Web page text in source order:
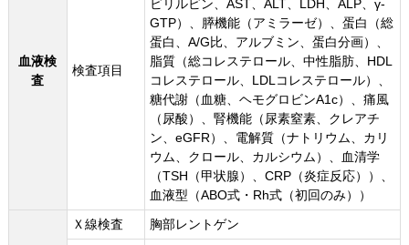
血液検
査
検査項目
ビリルビン、AST、ALT、LDH、ALP、γ-
GTP）、膵機能（アミラーゼ）、蛋白（総
蛋白、A/G比、アルブミン、蛋白分画）、
脂質（総コレステロール、中性脂肪、HDL
コレステロール、LDLコレステロール）、
糖代謝（血糖、ヘモグロビンA1c）、痛風
（尿酸）、腎機能（尿素窒素、クレアチ
ン、eGFR）、電解質（ナトリウム、カリ
ウム、クロール、カルシウム）、血清学
（TSH（甲状腺）、CRP（炎症反応））、
血液型（ABO式・Rh式（初回のみ））
Ｘ線検査
胸部レントゲン